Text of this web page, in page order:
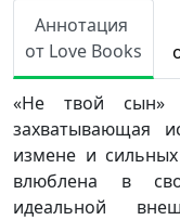
Аннотация
от Love Books
«Не твой сын»
захватывающая
измене и сильных
влюблена в
идеальной